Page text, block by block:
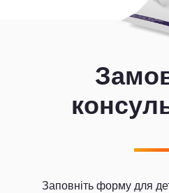
Заповніть форму для